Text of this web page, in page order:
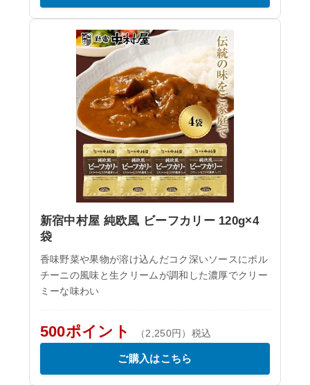
新宿中村屋 純欧風 ビーフカリー 120g×4
袋
香味野菜や果物が溶け込んだコク深いソースにポル
チーニの風味と生クリームが調和した濃厚でクリー
ミーな味わい
500ポイント （2,250円）税込
ご購入はこちら